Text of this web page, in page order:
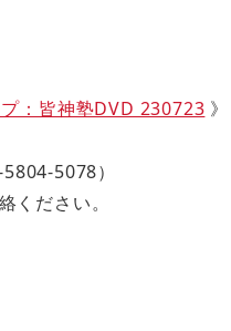
：皆神塾DVD 230723 》
5078）
ださい。